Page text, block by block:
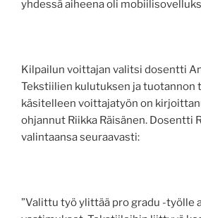
yhdessä aiheena oli
Kilpailun voittajan valitsi dosentti
Tekstiilien kulutuksen ja tuotannon
käsitelleen voittajatyön on
ohjannut Riikka Räisänen. Dosentti
valintaansa seuraavasti:
”Valittu työ ylittää pro gradu -työlle